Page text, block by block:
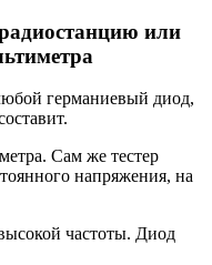
или
германиевый диод,
Сам же тестер
напряжения, на
частоты. Диод